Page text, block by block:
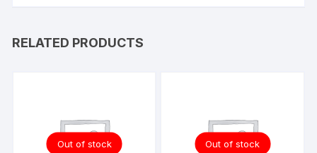
RELATED PRODUCTS
Out of stock Out of stock